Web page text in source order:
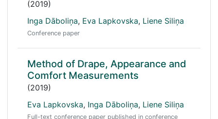
(2019)
Inga Dāboliņa, Eva Lapkovska, Liene Siliņa
Conference paper
Method of Drape, Appearance and
Comfort Measurements
(2019)
Eva Lapkovska, Inga Dāboliņa, Liene Siliņa
Full-text conference paper published in conference